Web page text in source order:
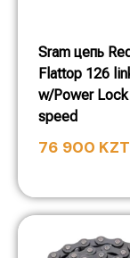
Sram цепь
Flattop 126
w/Power
speed
76 900 KZT